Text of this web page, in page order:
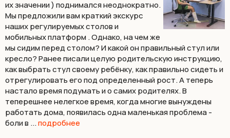
их значении ) поднимался неоднократно.
Мы предложили вам краткий экскурс
наших регулируемых столов и
мобильных платформ . Однако, на чем же
мы сидим перед столом? И какой он правильный стул или
кресло? Ранее писали целую родительскую инструкцию,
как выбрать стул своему ребёнку, как правильно сидеть и
отрегулировать его под определенный рост. А теперь
настало время подумать и о самих родителях. В
теперешнее нелегкое время, когда многие вынуждены
работать дома, появилась одна маленькая проблема -
боли в ...подробнее